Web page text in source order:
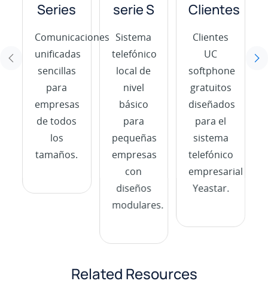
Series
Comunicaciones
unificadas
sencillas
para
empresas
de todos
los
tamaños.
serie S
Sistema
telefónico
local de
nivel
básico
para
pequeñas
empresas
con
diseños
modulares.
Clientes
Clientes
UC
softphone
gratuitos
diseñados
para el
sistema
telefónico
empresarial
Yeastar.
Related Resources